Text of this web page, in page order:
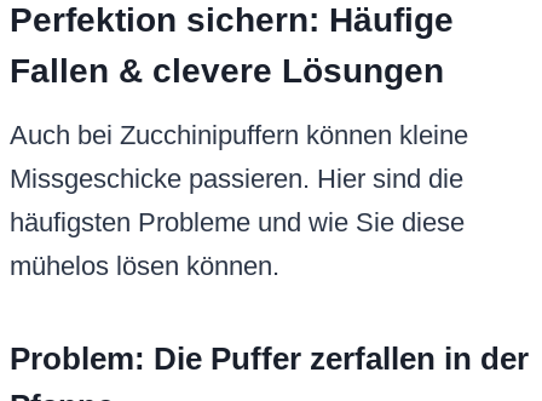
Perfektion sichern: Häufige
Fallen & clevere Lösungen
Auch bei Zucchinipuffern können kleine
Missgeschicke passieren. Hier sind die
häufigsten Probleme und wie Sie diese
mühelos lösen können.
Problem: Die Puffer zerfallen in der